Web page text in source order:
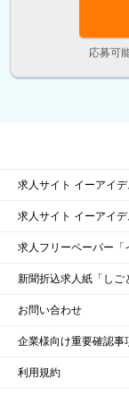
応募可
求人サイト イーアイデ
求人サイト イーアイ
求人フリーペーパー「
新聞折込求人紙「しご
お問い合わせ
企業様向け重要確認事
利用規約